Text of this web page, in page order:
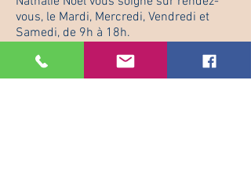
vous, le Mardi, Mercredi, Vendredi et
Samedi, de 9h à 18h.
Vous êtes assuré(e) d'être reçu(e)
directement par la patronne, Nathalie,